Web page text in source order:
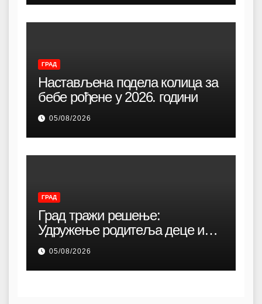
ГРАД
Настављена подела колица за
бебе рођене у 2026. години
05/08/2026
ГРАД
Град тражи решење:
Удружење родитеља деце и
омладине са хендикепом без
просторија већ 12 година
05/08/2026